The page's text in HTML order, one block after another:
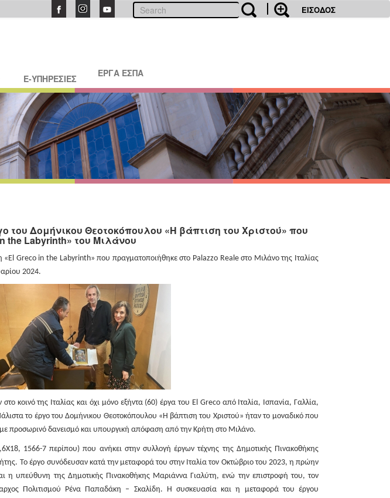
ΕΙΣΟΔΟΣ
E-ΥΠΗΡΕΣΙΕΣ ΕΡΓΑ ΕΣΠΑ
του Δομήνικου Θεοτοκόπουλου «Η βάπτιση του Χριστού» που
the Labyrinth» του Μιλάνου
«El Greco in the Labyrinth» που πραγματοποιήθηκε στο Palazzo Realeστο Μιλάνο της Ιταλίας
2024.
κοινό της Ιταλίας και όχι μόνο εξήντα (60) έργα του El Grecoαπό Ιταλία, Ισπανία, Γαλλία,
το έργο του Δομήνικου Θεοτοκόπουλου «Η βάπτιση του Χριστού» ήταν το μοναδικό που
προσωρινό δανεισμό και υπουργική απόφαση από την Κρήτη στο Μιλάνο.
1566-7 περίπου) που ανήκει στην συλλογή έργων τέχνης της Δημοτικής Πινακοθήκης
Το έργο συνόδευσαν κατά την μεταφορά του στην Ιταλία τον Οκτώβριο του 2023, η πρώην
η υπεύθυνη της Δημοτικής Πινακοθήκης Μαριάννα Γιαλύτη, ενώ την επιστροφή του, τον
Πολιτισμού Ρένα Παπαδάκη – Σκαλίδη. Η συσκευασία και η μεταφορά του έργου